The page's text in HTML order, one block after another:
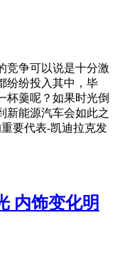
竞争可以说是十分激
纷纷投入其中，毕
杯羹呢？如果时光倒
新能源汽车会如此之
要代表-凯迪拉克发
内饰变化明